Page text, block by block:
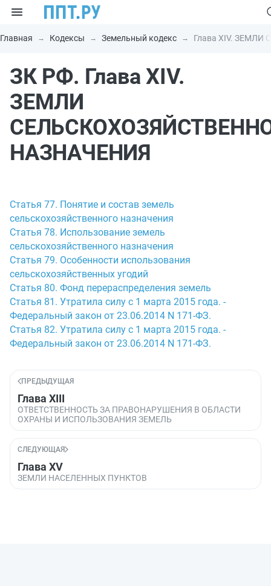
Главная Кодексы Земельный кодекс Глава XIV.
ЗК РФ. Глава XIV.
ЗЕМЛИ
НАЗНАЧЕНИЯ
Статья 77. Понятие и состав земель
сельскохозяйственного назначения
Статья 78. Использование земель
сельскохозяйственного назначения
Статья 79. Особенности использования
сельскохозяйственных угодий
Статья 80. Фонд перераспределения земель
Статья 81. Утратила силу с 1 марта 2015 года. -
Федеральный закон от 23.06.2014 N 171-ФЗ.
Статья 82. Утратила силу с 1 марта 2015 года. -
Федеральный закон от 23.06.2014 N 171-ФЗ.
ПРЕДЫДУЩАЯ
Глава XIII
ОТВЕТСТВЕННОСТЬ ЗА ПРАВОНАРУШЕНИЯ В ОБЛАСТИ
ОХРАНЫ И ИСПОЛЬЗОВАНИЯ ЗЕМЕЛЬ
СЛЕДУЮЩАЯ
Глава XV
ЗЕМЛИ НАСЕЛЕННЫХ ПУНКТОВ